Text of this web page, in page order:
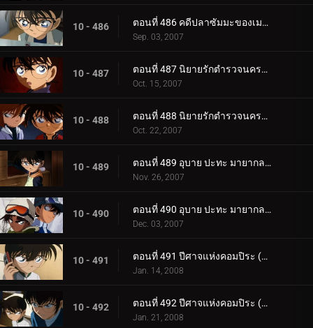
10 - 486 ตอนที่ 486 คดีปลาซัมมะของเมงูโระ
Sep. 03, 2007
10 - 487 ตอนที่ 487 นิยายรักตำรวจนครบาล ภาคพิธีวิวาห์ปลอม (ตอนพิเศษ ตอนแรก)
Oct. 15, 2007
10 - 488 ตอนที่ 488 นิยายรักตำรวจนครบาล ภาคพิธีวิวาห์ปลอม (ตอนพิเศษ ตอนจบ)
Oct. 22, 2007
10 - 489 ตอนที่ 489 อุบาย ปะทะ มายากล (ตอนแรก)
Nov. 26, 2007
10 - 490 ตอนที่ 490 อุบาย ปะทะ มายากล (ตอนจบ)
Dec. 03, 2007
10 - 491 ตอนที่ 491 ปีศาจแห่งคอมปิระ (ตอนพิเศษ ตอนแรก)
Jan. 14, 2008
10 - 492 ตอนที่ 492 ปีศาจแห่งคอมปิระ (ตอนพิเศษ ตอนจบ)
Jan. 21, 2008